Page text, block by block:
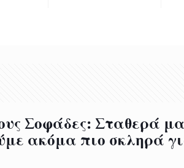
Σοφάδες: Σταθερά
ακόμα πιο σκληρά